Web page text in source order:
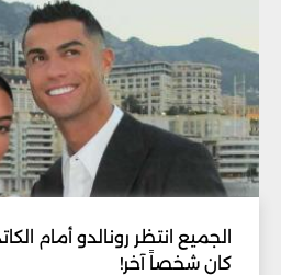
الجميع انتظر رونالدو أمام
كان شخصاً آخر!